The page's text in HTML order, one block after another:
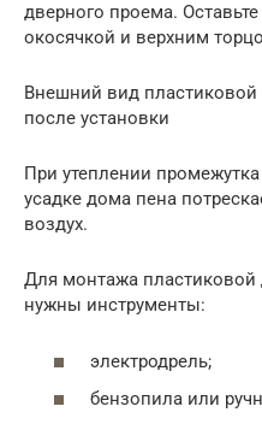
дверного проема.
окосячкой и верхним
Внешний вид
после установки
При утеплении
усадке дома пена
воздух.
Для монтажа
нужны инструменты:
электродрель;
бензопила или